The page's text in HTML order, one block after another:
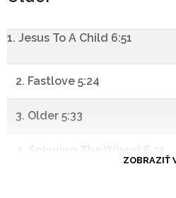
1. Jesus To A Child 6:51
2. Fastlove 5:24
3. Older 5:33
4. Spinning The Wheel 6:21
ZOBRAZIŤ